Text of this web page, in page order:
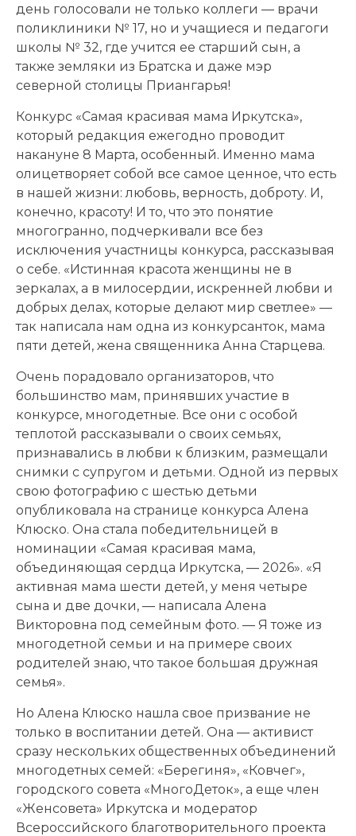
день голосовали не только коллеги — врачи
поликлиники № 17, но и учащиеся и педагоги
школы № 32, где учится ее старший сын, а
также земляки из Братска и даже мэр
северной столицы Приангарья!
Конкурс «Самая красивая мама Иркутска»,
который редакция ежегодно проводит
накануне 8 Марта, особенный. Именно мама
олицетворяет собой все самое ценное, что есть
в нашей жизни: любовь, верность, доброту. И,
конечно, красоту! И то, что это понятие
многогранно, подчеркивали все без
исключения участницы конкурса, рассказывая
о себе. «Истинная красота женщины не в
зеркалах, а в милосердии, искренней любви и
добрых делах, которые делают мир светлее» —
так написала нам одна из конкурсанток, мама
пяти детей, жена священника Анна Старцева.
Очень порадовало организаторов, что
большинство мам, принявших участие в
конкурсе, многодетные. Все они с особой
теплотой рассказывали о своих семьях,
признавались в любви к близким, размещали
снимки с супругом и детьми. Одной из первых
свою фотографию с шестью детьми
опубликовала на странице конкурса Алена
Клюско. Она стала победительницей в
номинации «Самая красивая мама,
объединяющая сердца Иркутска, — 2026». «Я
активная мама шести детей, у меня четыре
сына и две дочки, — написала Алена
Викторовна под семейным фото. — Я тоже из
многодетной семьи и на примере своих
родителей знаю, что такое большая дружная
семья».
Но Алена Клюско нашла свое призвание не
только в воспитании детей. Она — активист
сразу нескольких общественных объединений
многодетных семей: «Берегиня», «Ковчег»,
городского совета «МногоДеток», а еще член
«Женсовета» Иркутска и модератор
Всероссийского благотворительного проекта